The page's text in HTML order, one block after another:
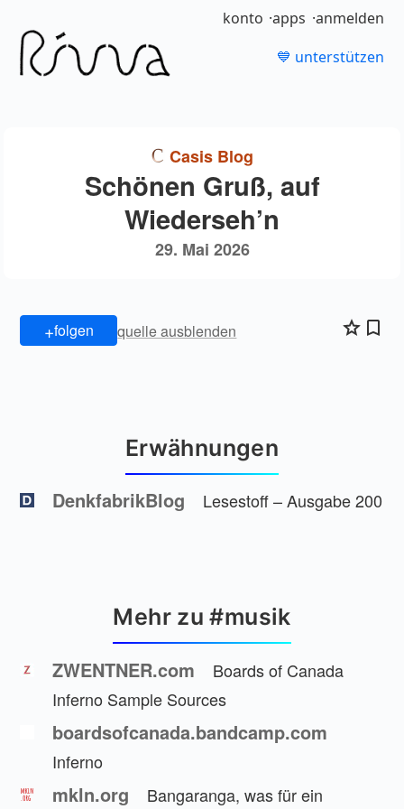
konto apps anmelden
💙 unterstützen
Casis Blog
Schönen Gruß, auf
Wiederseh’n
29. Mai 2026
+folgen quelle ausblenden
Erwähnungen
DenkfabrikBlog Lesestoff – Ausgabe 200
Mehr zu #musik
ZWENTNER.com
Boards of Canada
Inferno Sample Sources
boardsofcanada.bandcamp.com
Inferno
mkln.org Bangaranga, was für ein